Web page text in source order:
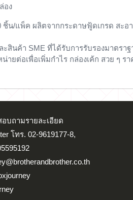
อง
ชิ้น/แพ็ค ผลิตจากกระดาษฟู้ดเกรด สะอ
นค้า SME ที่ได้รับการรับรองมาตรา
ยต่อเพื่อเพิ่มกำไร กล่องเค้ก สวย ๆ ร
บถามรายละเอียด
โทร. 02-9619177-8,